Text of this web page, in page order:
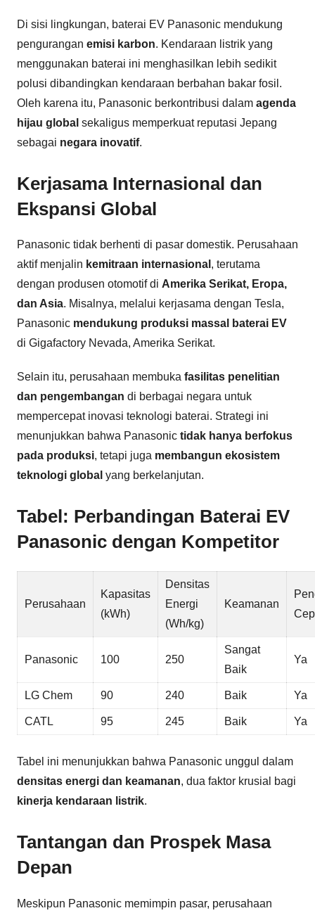
Di sisi lingkungan, baterai EV Panasonic mendukung
pengurangan emisi karbon. Kendaraan listrik yang
menggunakan baterai ini menghasilkan lebih sedikit
polusi dibandingkan kendaraan berbahan bakar fosil.
Oleh karena itu, Panasonic berkontribusi dalam agenda
hijau global sekaligus memperkuat reputasi Jepang
sebagai negara inovatif.
Kerjasama Internasional dan
Ekspansi Global
Panasonic tidak berhenti di pasar domestik. Perusahaan
aktif menjalin kemitraan internasional , terutama
dengan produsen otomotif di Amerika Serikat, Eropa,
dan Asia. Misalnya, melalui kerjasama dengan Tesla,
Panasonic mendukung produksi massal baterai EV
di Gigafactory Nevada, Amerika Serikat.
Selain itu, perusahaan membuka fasilitas penelitian
dan pengembangan di berbagai negara untuk
mempercepat inovasi teknologi baterai. Strategi ini
menunjukkan bahwa Panasonic tidak hanya berfokus
pada produksi, tetapi juga membangun ekosistem
teknologi global yang berkelanjutan.
Tabel: Perbandingan Baterai EV
Panasonic dengan Kompetitor
Perusahaan
Kapasitas
(kWh)
Densitas
Energi
(Wh/kg)
Keamanan
Panasonic 100 250
Sangat
Baik
Ya
LG Chem 90 240 Baik Ya
CATL 95 245 Baik Ya
Tabel ini menunjukkan bahwa Panasonic unggul dalam
densitas energi dan keamanan, dua faktor krusial bagi
kinerja kendaraan listrik.
Tantangan dan Prospek Masa
Depan
Meskipun Panasonic memimpin pasar, perusahaan